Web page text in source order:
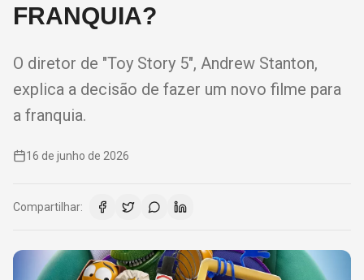
FRANQUIA?
O diretor de "Toy Story 5", Andrew Stanton,
explica a decisão de fazer um novo filme para
a franquia.
16 de junho de 2026
Compartilhar: